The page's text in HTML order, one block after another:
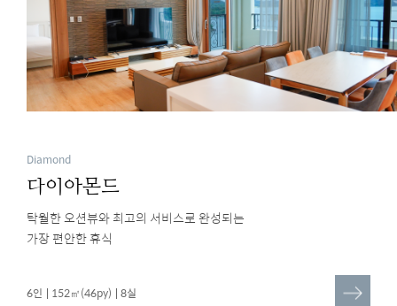
Diamond
다이아몬드
탁월한 오션뷰와 최고의 서비스로 완성되는
가장 편안한 휴식
6인 152㎡(46py) 8실
보